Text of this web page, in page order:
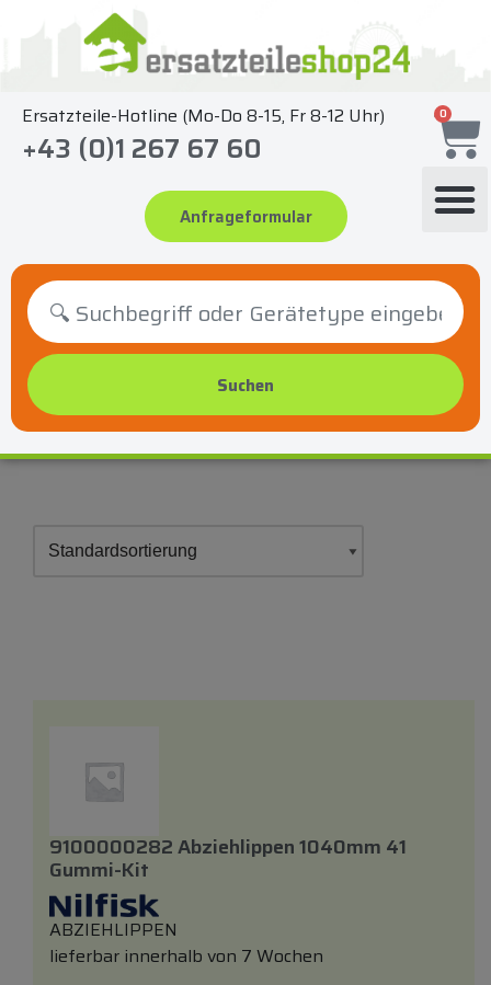
springen
Ersatzteile-Hotline (Mo-Do 8-15, Fr 8-12 Uhr)
+43 (0)1 267 67 60
Anfrageformular
0
9100000282 Abziehlippen 1040mm 41
Gummi-Kit
ABZIEHLIPPEN
lieferbar innerhalb von 7 Wochen